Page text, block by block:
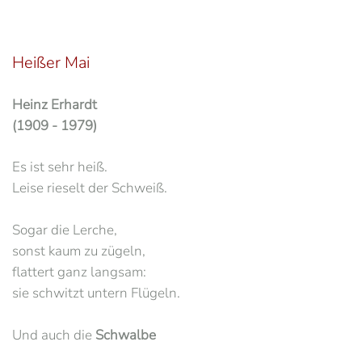
Heißer Mai
Heinz Erhardt
(1909 - 1979)
Es ist sehr heiß.
Leise rieselt der Schweiß.
Sogar die Lerche,
sonst kaum zu zügeln,
flattert ganz langsam:
sie schwitzt untern Flügeln.
Und auch die Schwalbe